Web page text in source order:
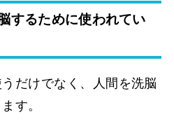
するために使われてい
だけでなく、人間を洗脳
す。